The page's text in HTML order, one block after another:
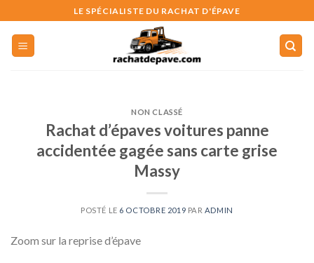
to
content
LE SPÉCIALISTE DU RACHAT D'ÉPAVE
NON CLASSÉ
Rachat d’épaves voitures panne
accidentée gagée sans carte grise
Massy
POSTÉ LE 6 OCTOBRE 2019 PAR ADMIN
Zoom sur la reprise d’épave